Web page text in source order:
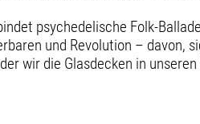
psychedelische Folk-
und Revolution – davon,
wir die Glasdecken in